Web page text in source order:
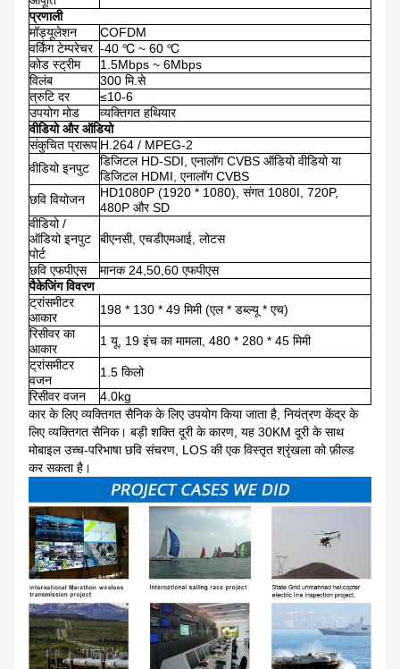
प्रणाली
मॉड्यूलेशन
COFDM
वर्किंग टेम्परेचर -40 ℃ ~ 60 ℃
कोड स्ट्रीम
1.5Mbps ~ 6Mbps
विलंब
300 मि.से
त्रुटि दर
≤10-6
उपयोग मोड
व्यक्तिगत हथियार
वीडियो और ऑडियो
संकुचित प्रारूप H.264 / MPEG-2
वीडियो इनपुट
डिजिटल HD-SDI, एनालॉग CVBS ऑडियो वीडियो या
डिजिटल HDMI, एनालॉग CVBS
छवि वियोजन
HD1080P (1920 * 1080), संगत 1080I, 720P,
480P और SD
वीडियो /
ऑडियो इनपुट
पोर्ट
बीएनसी, एचडीएमआई, लोटस
छवि एफपीएस
मानक 24,50,60 एफपीएस
पैकेजिंग विवरण
ट्रांसमीटर
आकार
198 * 130 * 49 मिमी (एल * डब्ल्यू * एच)
रिसीवर का
आकार
1 यू, 19 इंच का मामला, 480 * 280 * 45 मिमी
ट्रांसमीटर
वजन
1.5 किलो
रिसीवर वजन
4.0kg
कार के लिए व्यक्तिगत सैनिक के लिए उपयोग किया जाता है, नियंत्रण केंद्र के
लिए व्यक्तिगत सैनिक। बड़ी शक्ति दूरी के कारण, यह 30KM दूरी के साथ
मोबाइल उच्च-परिभाषा छवि संचरण, LOS की एक विस्तृत श्रृंखला को फ़ील्ड
कर सकता है।